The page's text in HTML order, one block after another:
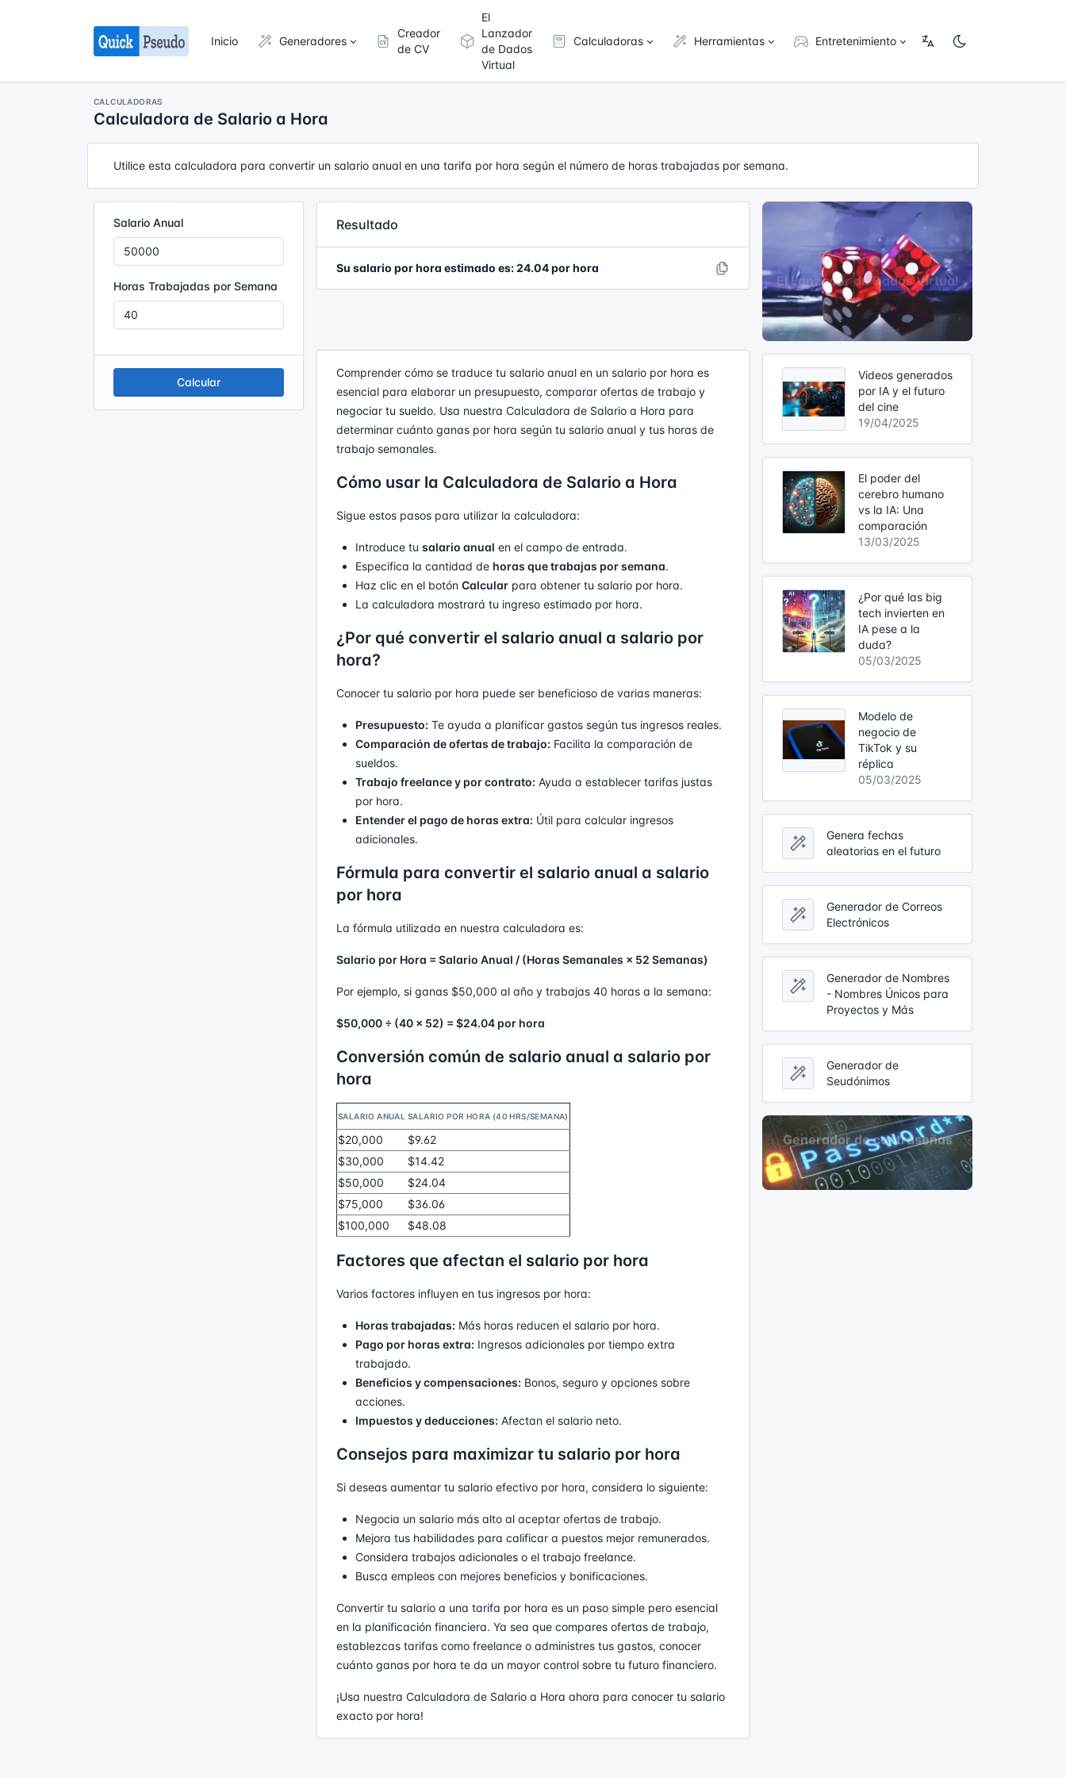
Inicio Generadores
Creador
de CV
El
Lanzador
de Dados
Virtual
Calculadoras Herramientas Entretenimiento
CALCULADORAS
Calculadora de Salario a Hora
Utilice esta calculadora para convertir un salario anual en una tarifa por hora según el número de horas trabajadas por semana.
Salario Anual
Horas Trabajadas por Semana
Calcular
Resultado
Su salario por hora estimado es: 24.04 por hora
Comprender cómo se traduce tu salario anual en un salario por hora es
esencial para elaborar un presupuesto, comparar ofertas de trabajo y
negociar tu sueldo. Usa nuestra Calculadora de Salario a Hora para
determinar cuánto ganas por hora según tu salario anual y tus horas de
trabajo semanales.
Cómo usar la Calculadora de Salario a Hora
Sigue estos pasos para utilizar la calculadora:
Introduce tu salario anual en el campo de entrada.
Especifica la cantidad de horas que trabajas por semana.
Haz clic en el botón Calcular para obtener tu salario por hora.
La calculadora mostrará tu ingreso estimado por hora.
¿Por qué convertir el salario anual a salario por
hora?
Conocer tu salario por hora puede ser beneficioso de varias maneras:
Presupuesto: Te ayuda a planificar gastos según tus ingresos reales.
Comparación de ofertas de trabajo: Facilita la comparación de
sueldos.
Trabajo freelance y por contrato: Ayuda a establecer tarifas justas
por hora.
Entender el pago de horas extra: Útil para calcular ingresos
adicionales.
Fórmula para convertir el salario anual a salario
por hora
La fórmula utilizada en nuestra calculadora es:
Salario por Hora = Salario Anual / (Horas Semanales × 52 Semanas)
Por ejemplo, si ganas $50,000 al año y trabajas 40 horas a la semana:
$50,000 ÷ (40 × 52) = $24.04 por hora
Conversión común de salario anual a salario por
hora
SALARIO ANUAL SALARIO POR HORA (40 HRS/SEMANA)
$20,000
$9.62
$30,000
$14.42
$50,000
$24.04
$75,000
$36.06
$100,000
$48.08
Factores que afectan el salario por hora
Varios factores influyen en tus ingresos por hora:
Horas trabajadas: Más horas reducen el salario por hora.
Pago por horas extra: Ingresos adicionales por tiempo extra
trabajado.
Beneficios y compensaciones: Bonos, seguro y opciones sobre
acciones.
Impuestos y deducciones: Afectan el salario neto.
Consejos para maximizar tu salario por hora
Si deseas aumentar tu salario efectivo por hora, considera lo siguiente:
Negocia un salario más alto al aceptar ofertas de trabajo.
Mejora tus habilidades para calificar a puestos mejor remunerados.
Considera trabajos adicionales o el trabajo freelance.
Busca empleos con mejores beneficios y bonificaciones.
Convertir tu salario a una tarifa por hora es un paso simple pero esencial
en la planificación financiera. Ya sea que compares ofertas de trabajo,
establezcas tarifas como freelance o administres tus gastos, conocer
cuánto ganas por hora te da un mayor control sobre tu futuro financiero.
¡Usa nuestra Calculadora de Salario a Hora ahora para conocer tu salario
exacto por hora!
Videos generados
por IA y el futuro
del cine
19/04/2025
El poder del
cerebro humano
vs la IA: Una
comparación
13/03/2025
¿Por qué las big
tech invierten en
IA pese a la
duda?
05/03/2025
Modelo de
negocio de
TikTok y su
réplica
05/03/2025
Genera fechas
aleatorias en el futuro
Generador de Correos
Electrónicos
Generador de Nombres
- Nombres Únicos para
Proyectos y Más
Generador de
Seudónimos